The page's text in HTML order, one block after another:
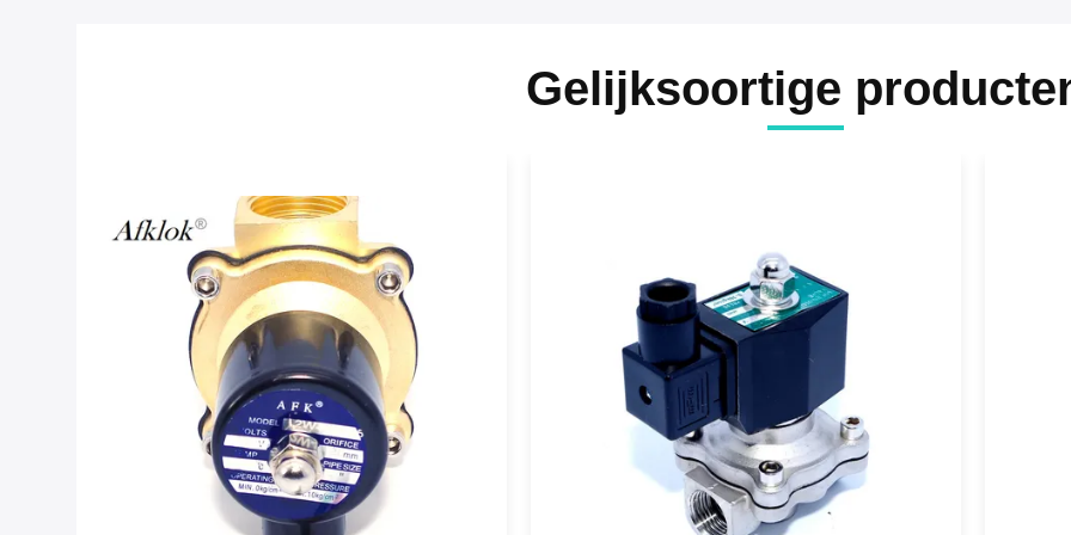
Gelijksoortige